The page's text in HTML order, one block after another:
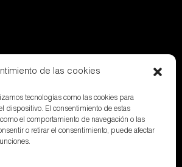
de las cookies
tecnologías como las cookies para
dispositivo. El consentimiento de estas
el comportamiento de navegación o las
o retirar el consentimiento, puede afectar